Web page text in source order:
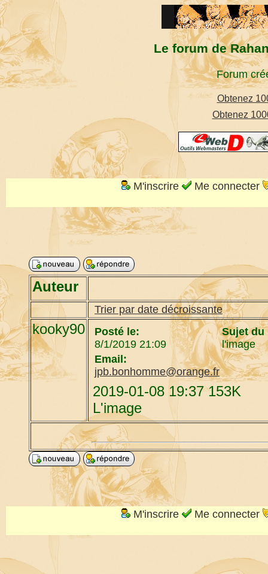
Le forum de
Forum
Obtenez
Obtenez
M'inscrire Me connecter
Auteur
Trier par date décroissante
kooky90
Posté le:
8/1/2019 21:09
Sujet du
l'image
Email:
jpb.bonhomme@orange.fr
2019-01-08 19:37 153K
L'image
M'inscrire Me connecter